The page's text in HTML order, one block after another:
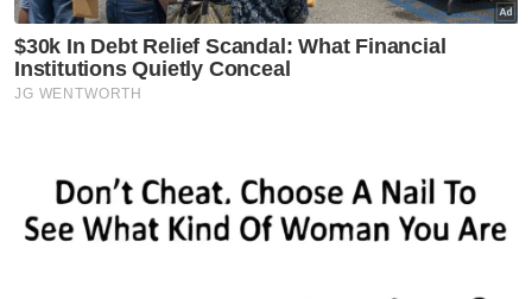
Perlis
Putrajaya
Sabah
Sarawak
Selangor
Keselamatan